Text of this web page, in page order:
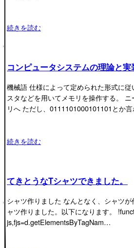
続きを読む
コンピュータシステムの理論と
機械語 仕様によって定められた形式に
スタなどを用いてメモリを操作する。
リへ ただし、0111101000101101とか
続きを読む
てきとうなTシャツできました。
シャツ作りました なんとなく、シャツ
ャツ作りました。以下になります。
js,fjs=d.getElementsByTagNam…